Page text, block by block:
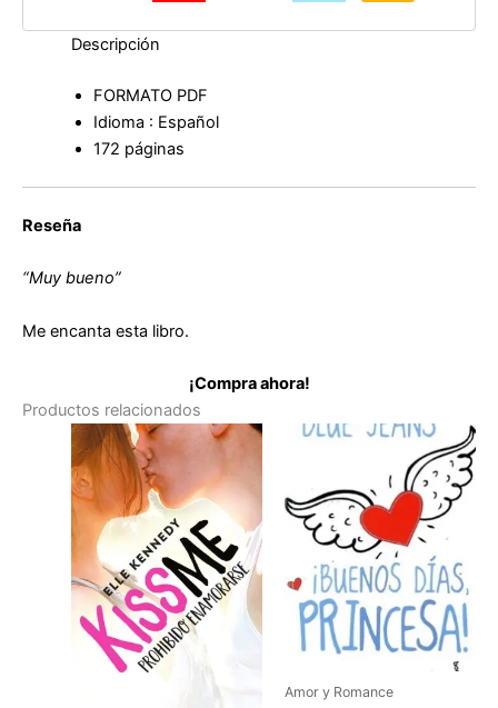
Descripción
FORMATO PDF
Idioma : Español
172 páginas
Reseña
“Muy bueno”
Me encanta esta libro.
¡Compra ahora!
Productos relacionados
Amor y Romance